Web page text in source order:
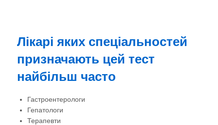
Лікарі яких спеціальностей
призначають цей тест
найбільш часто
Гастроентерологи
Гепатологи
Терапевти